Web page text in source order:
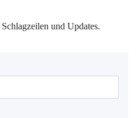
und Updates.